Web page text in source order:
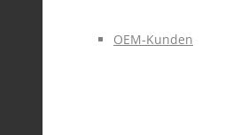
OEM-Kunden